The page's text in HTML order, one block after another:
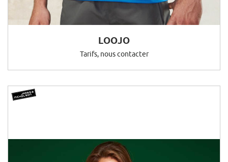
LOOJO
Tarifs, nous contacter